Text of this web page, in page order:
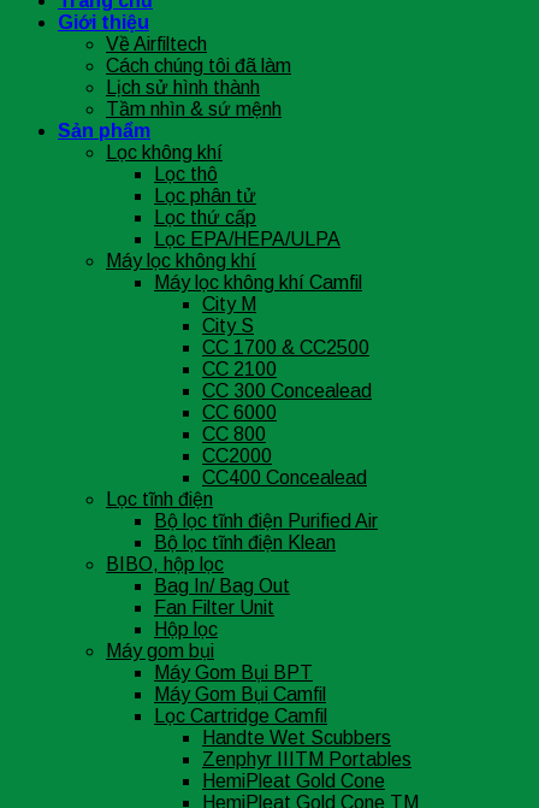
Giới thiệu
Về Airfiltech
Cách chúng tôi đã làm
Lịch sử hình thành
Tầm nhìn & sứ mệnh
Sản phẩm
Lọc không khí
Lọc thô
Lọc phân tử
Lọc thứ cấp
Lọc EPA/HEPA/ULPA
Máy lọc không khí
Máy lọc không khí Camfil
City M
City S
CC 1700 & CC2500
CC 2100
CC 300 Concealead
CC 6000
CC 800
CC2000
CC400 Concealead
Lọc tĩnh điện
Bộ lọc tĩnh điện Purified Air
Bộ lọc tĩnh điện Klean
BIBO, hộp lọc
Bag In/ Bag Out
Fan Filter Unit
Hộp lọc
Máy gom bụi
Máy Gom Bụi BPT
Máy Gom Bụi Camfil
Lọc Cartridge Camfil
Handte Wet Scubbers
Zenphyr IIITM Portables
HemiPleat Gold Cone
HemiPleat Gold Cone TM